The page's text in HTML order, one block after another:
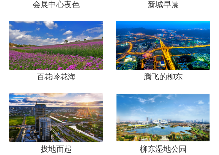
会展中心夜色 新城早晨
百花岭花海 腾飞的柳东
拔地而起 柳东湿地公园